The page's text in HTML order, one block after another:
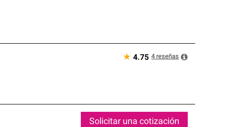
★ 4.75 4 reseñas
Solicitar una cotización